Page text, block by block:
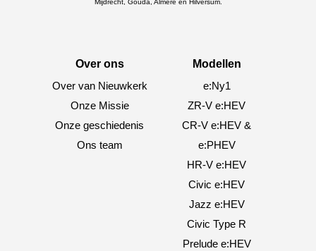
Mijdrecht, Gouda, Almere en Hilversum.
Over ons
Over van Nieuwkerk
Onze Missie
Onze geschiedenis
Ons team
Modellen
e:Ny1
ZR-V e:HEV
CR-V e:HEV &
e:PHEV
HR-V e:HEV
Civic e:HEV
Jazz e:HEV
Civic Type R
Prelude e:HEV